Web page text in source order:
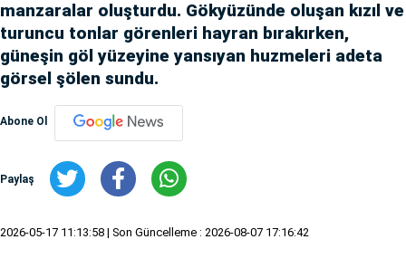
manzaralar oluşturdu. Gökyüzünde oluşan kızıl ve
turuncu tonlar görenleri hayran bırakırken,
güneşin göl yüzeyine yansıyan huzmeleri adeta
görsel şölen sundu.
Abone Ol
Paylaş
2026-05-17 11:13:58 | Son Güncelleme : 2026-08-07 17:16:42